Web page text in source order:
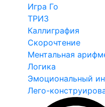
Игра Го
ТРИЗ
Каллиграфия
Скорочтение
Ментальная
Логика
Эмоциональный
Лего-